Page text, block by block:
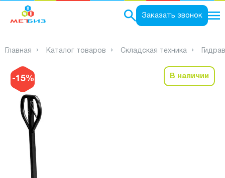
Заказать звонок
Главная Каталог товаров Складская техника
-15% В наличии